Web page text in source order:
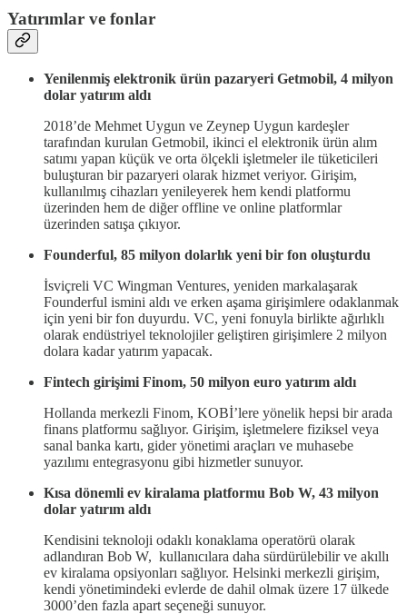
Yatırımlar ve fonlar
Yenilenmiş elektronik ürün pazaryeri Getmobil, 4 milyon
dolar yatırım aldı
2018’de Mehmet Uygun ve Zeynep Uygun kardeşler
tarafından kurulan Getmobil, ikinci el elektronik ürün alım
satımı yapan küçük ve orta ölçekli işletmeler ile tüketicileri
buluşturan bir pazaryeri olarak hizmet veriyor. Girişim,
kullanılmış cihazları yenileyerek hem kendi platformu
üzerinden hem de diğer offline ve online platformlar
üzerinden satışa çıkıyor.
Founderful, 85 milyon dolarlık yeni bir fon oluşturdu
İsviçreli VC Wingman Ventures, yeniden markalaşarak
Founderful ismini aldı ve erken aşama girişimlere odaklanmak
için yeni bir fon duyurdu. VC, yeni fonuyla birlikte ağırlıklı
olarak endüstriyel teknolojiler geliştiren girişimlere 2 milyon
dolara kadar yatırım yapacak.
Fintech girişimi Finom, 50 milyon euro yatırım aldı
Hollanda merkezli Finom, KOBİ’lere yönelik hepsi bir arada
finans platformu sağlıyor. Girişim, işletmelere fiziksel veya
sanal banka kartı, gider yönetimi araçları ve muhasebe
yazılımı entegrasyonu gibi hizmetler sunuyor.
Kısa dönemli ev kiralama platformu Bob W, 43 milyon
dolar yatırım aldı
Kendisini teknoloji odaklı konaklama operatörü olarak
adlandıran Bob W, kullanıcılara daha sürdürülebilir ve akıllı
ev kiralama opsiyonları sağlıyor. Helsinki merkezli girişim,
kendi yönetimindeki evlerde de dahil olmak üzere 17 ülkede
3000’den fazla apart seçeneği sunuyor.